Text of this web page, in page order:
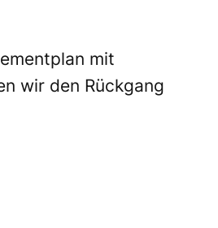
mit
wir den Rückgang